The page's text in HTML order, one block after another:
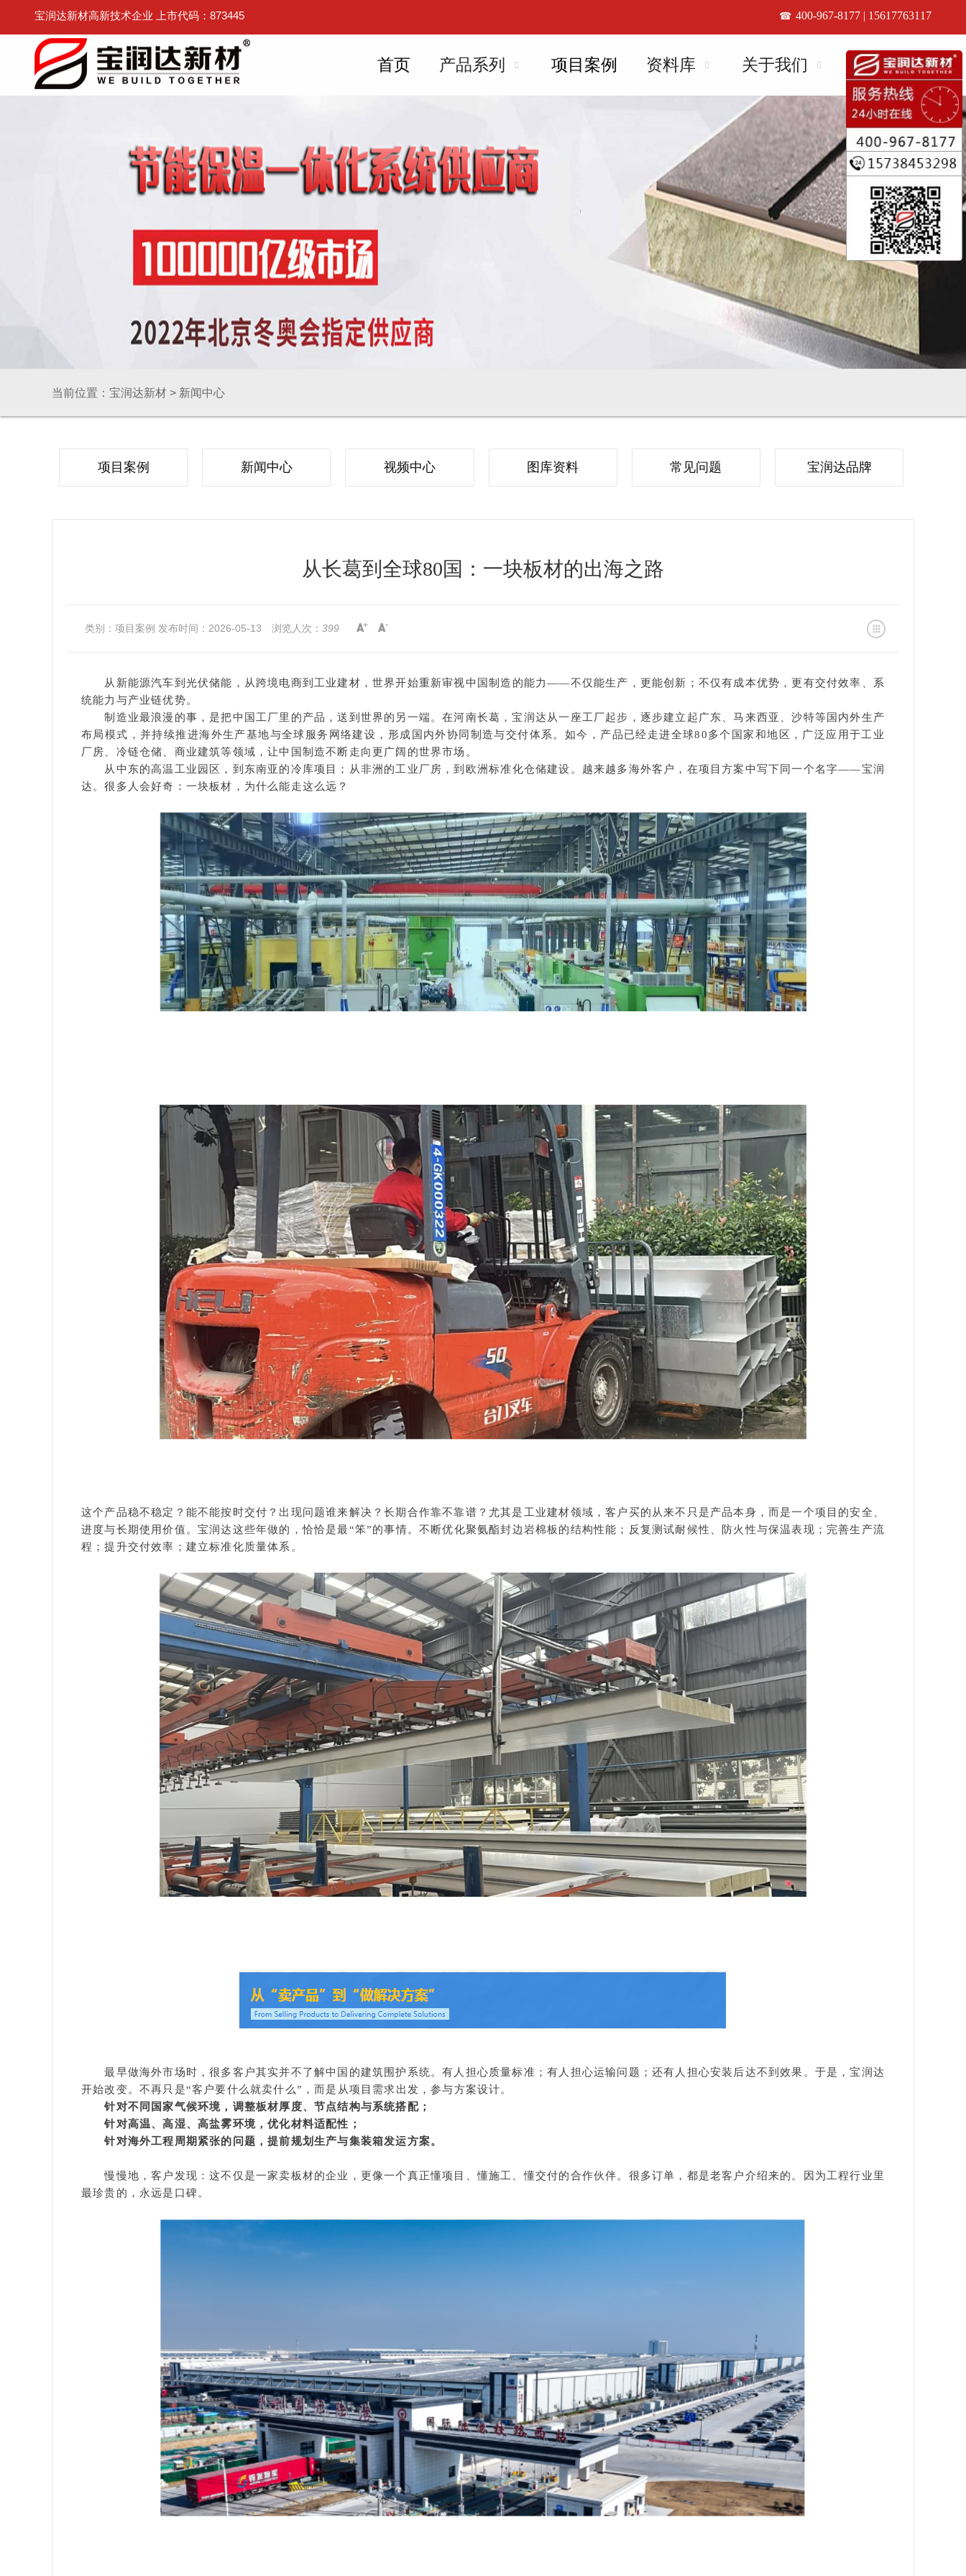
宝润达新材高新技术企业 上市代码：873445 400-967-8177 | 15617763117
首页 产品系列 项目案例 资料库 关于我们 联系我们
当前位置： 宝润达新材 > 新闻中心
项目案例 新闻中心 视频中心 图库资料 常见问题 宝润达品牌
从长葛到全球80国：一块板材的出海之路
类别： 项目案例 发布时间：2026-05-13 浏览人次： 399
从新能源汽车到光伏储能，从跨境电商到工业建材，世界开始重新审视中国制造的能力——不仅能生产，更能创新；不仅有成本优势，更有交付效率、系
统能力与产业链优势。
制造业最浪漫的事，是把中国工厂里的产品，送到世界的另一端。在河南长葛，宝润达从一座工厂起步，逐步建立起 广东、马来西亚、沙特等国内外生产
布局模式，并持续推进海外生产基地与全球服务网络建设，形成国内外协同制造与交付体系。 如今，产品已经走进全球80多个国家和地区，广泛应用于工业
厂房、冷链仓储、商业建筑等领域，让中国制造不断走向更广阔的世界市场。
从中东的高温工业园区，到东南亚的冷库项目；
从非洲的工业厂房，到欧洲标准化仓储建设。越来越多海外客户，在项目方案中写下同一个名字——宝润
达。很多人会好奇： 一块板材，为什么能走这么远？
这个产品稳不稳定？能不能按时交付？出现问题谁来解决？长期合作靠不靠谱？ 尤其是工业建材领域，客户买的从来不只是产品本身， 而是一个项目的安全、
进度与长期使用价值。 宝润达这些年做的，恰恰是最“笨”的事情。 不断优化聚氨酯封边岩棉板的结构性能； 反复测试耐候性、防火性与保温表现； 完善生产流
程；提升交付效率； 建立标准化质量体系。
最早做海外市场时，很多客户其实并不了解中国的建筑围护系统。有人担心质量标准；有人担心运输问题； 还有人担心安装后达不到效果。 于是，宝润达
开始改变。 不再只是“客户要什么就卖什么”，而是从项目需求出发，参与方案设计。
针对不同国家气候环境， 调整板材厚度、节点结构与系统搭配；
针对高温、高湿、高盐雾环境，优化材料适配性；
针对海外工程周期紧张的问题，提前规划生产与集装箱发运方案。
慢慢地，客户发现：这不仅是一家卖板材的企业， 更像一个真正懂项目、懂施工、懂交付的合作伙伴。 很多订单， 都是老客户介绍来的。
因为工程行业里
最珍贵的， 永远是口碑。